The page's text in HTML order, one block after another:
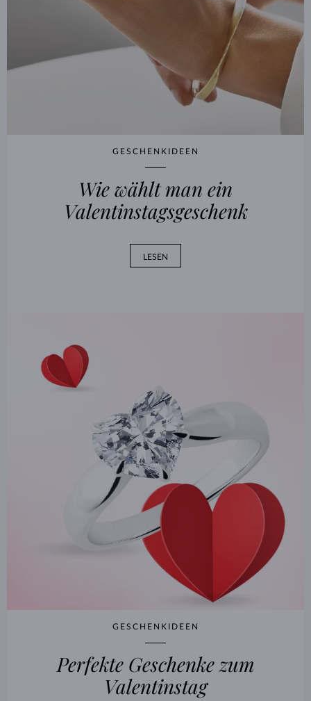
GESCHENKIDEEN
Wie wählt man ein
Valentinstagsgeschenk
LESEN
GESCHENKIDEEN
Perfekte Geschenke zum
Valentinstag